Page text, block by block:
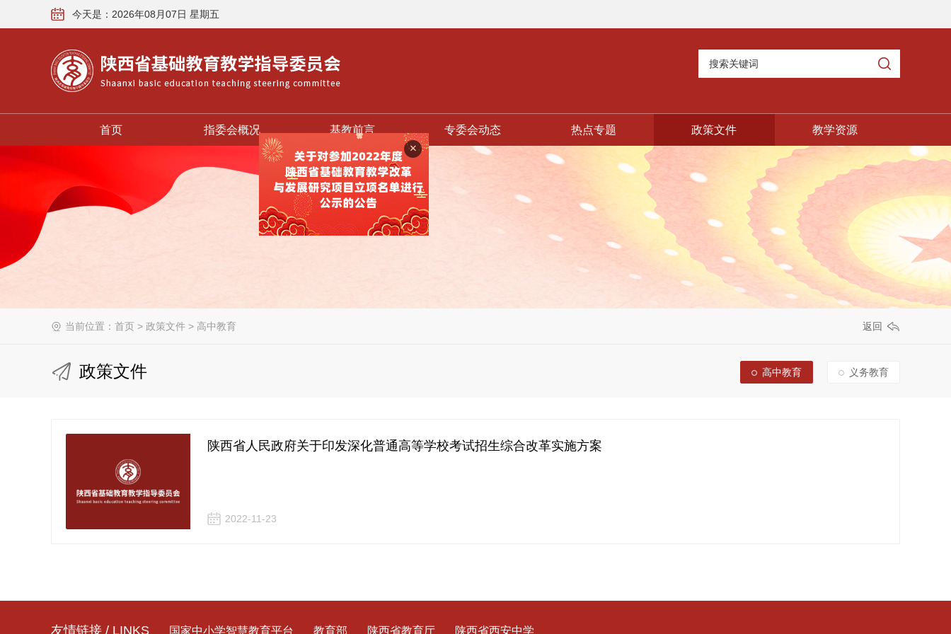
今天是：2026年08月07日 星期五
首页 指委会概况 基教前言 专委会动态 热点专题 政策文件 教学资源
当前位置： 首页 > 政策文件 > 高中教育 返回
政策文件 高中教育 义务教育
陕西省人民政府关于印发深化普通高等学校考试招生综合改革实施方案
2022-11-23
友情链接 / LINKS 国家中小学智慧教育平台 教育部 陕西省教育厅 陕西省西安中学
+